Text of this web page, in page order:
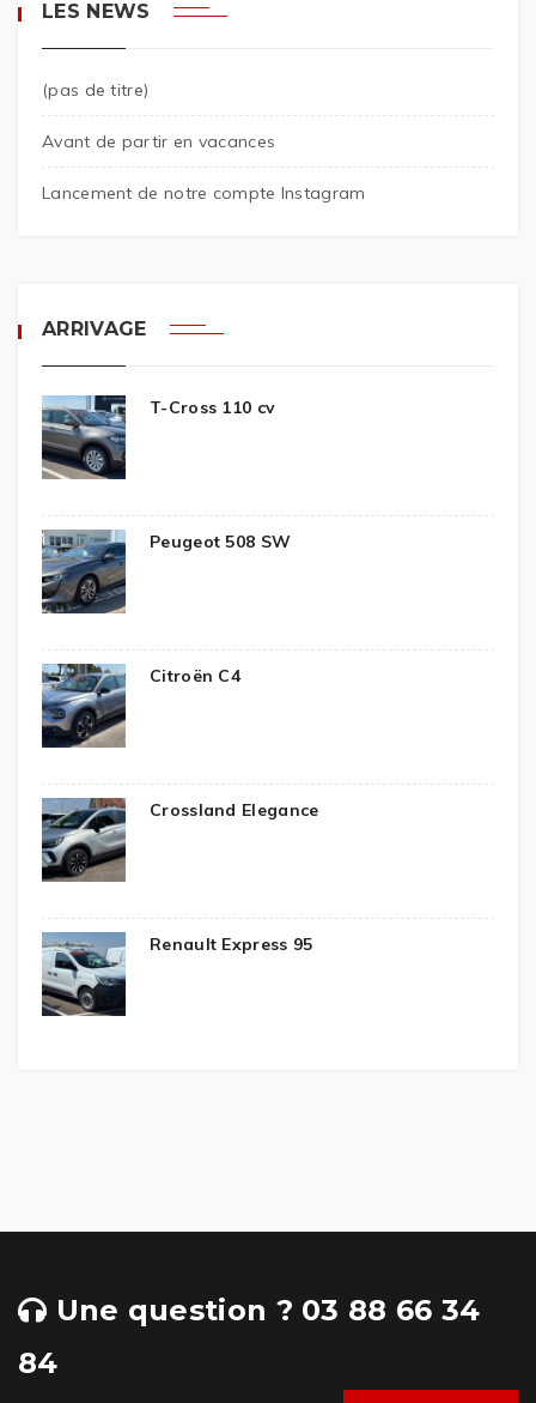
LES NEWS
(pas de titre)
Avant de partir en vacances
Lancement de notre compte Instagram
ARRIVAGE
T-Cross 110 cv
Peugeot 508 SW
Citroën C4
Crossland Elegance
Renault Express 95
Une question ? 03 88 66 34
84